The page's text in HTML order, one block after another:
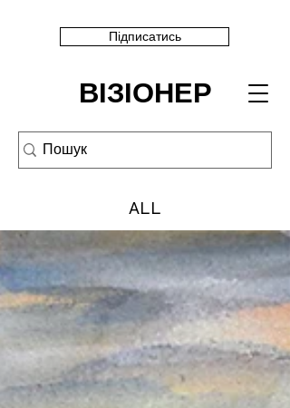
ВІЗІОНЕР
Підписатись
ALL